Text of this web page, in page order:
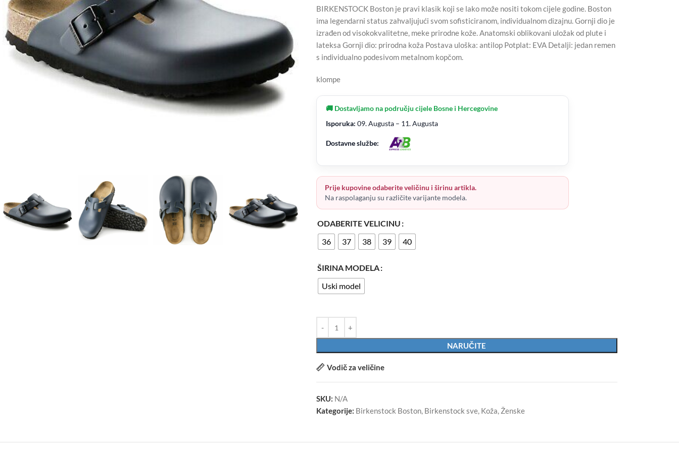
BIRKENSTOCK Boston je pravi klasik koji se lako može nositi tokom cijele godine. Boston
ima legendarni status zahvaljujući svom sofisticiranom, individualnom dizajnu. Gornji dio je
izrađen od visokokvalitetne, meke prirodne kože. Anatomski oblikovani uložak od plute i
lateksa Gornji dio: prirodna koža Postava uloška: antilop Potplat: EVA Detalji: jedan remen
s individualno podesivom metalnom kopčom.
klompe
🚚 Dostavljamo na području cijele Bosne i Hercegovine
Isporuka: 09. Augusta – 11. Augusta
Dostavne službe:
Prije kupovine odaberite veličinu i širinu artikla.
Na raspolaganju su različite varijante modela.
ODABERITE VELICINU
36
37 38 39 40
ŠIRINA MODELA
Uski model
NARUČITE
Vodič za veličine
SKU: N/A
Kategorije: Birkenstock Boston, Birkenstock sve, Koža, Ženske